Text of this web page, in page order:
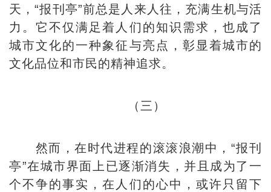
天，“报刊亭”前总是人来人往，充满生机与活
力。它不仅满足着人们的知识需求，也成了
城市文化的一种象征与亮点，彰显着城市的
文化品位和市民的精神追求。
（三）
然而，在时代进程的滚滚浪潮中，“报刊
亭”在城市界面上已逐渐消失，并且成为了一
个不争的事实，在人们的心中，或许只留下